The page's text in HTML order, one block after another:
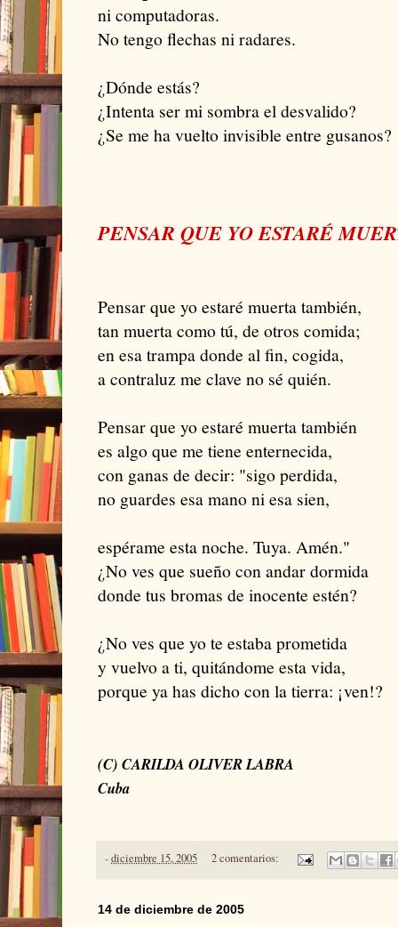
ni computadoras.
No tengo flechas ni radares.
¿Dónde estás?
¿Intenta ser mi sombra el desvalido?
¿Se me ha vuelto invisible entre gusanos?
PENSAR QUE YO ESTARÉ
Pensar que yo estaré muerta también,
tan muerta como tú, de otros comida;
en esa trampa donde al fin, cogida,
a contraluz me clave no sé quién.
Pensar que yo estaré muerta también
es algo que me tiene enternecida,
con ganas de decir: "sigo perdida,
no guardes esa mano ni esa sien,
espérame esta noche. Tuya. Amén."
¿No ves que sueño con andar dormida
donde tus bromas de inocente estén?
¿No ves que yo te estaba prometida
y vuelvo a ti, quitándome esta vida,
porque ya has dicho con la tierra: ¡ven!?
(C) CARILDA OLIVER LABRA
Cuba
-diciembre 15, 2005 2 comentarios:
14 de diciembre de 2005